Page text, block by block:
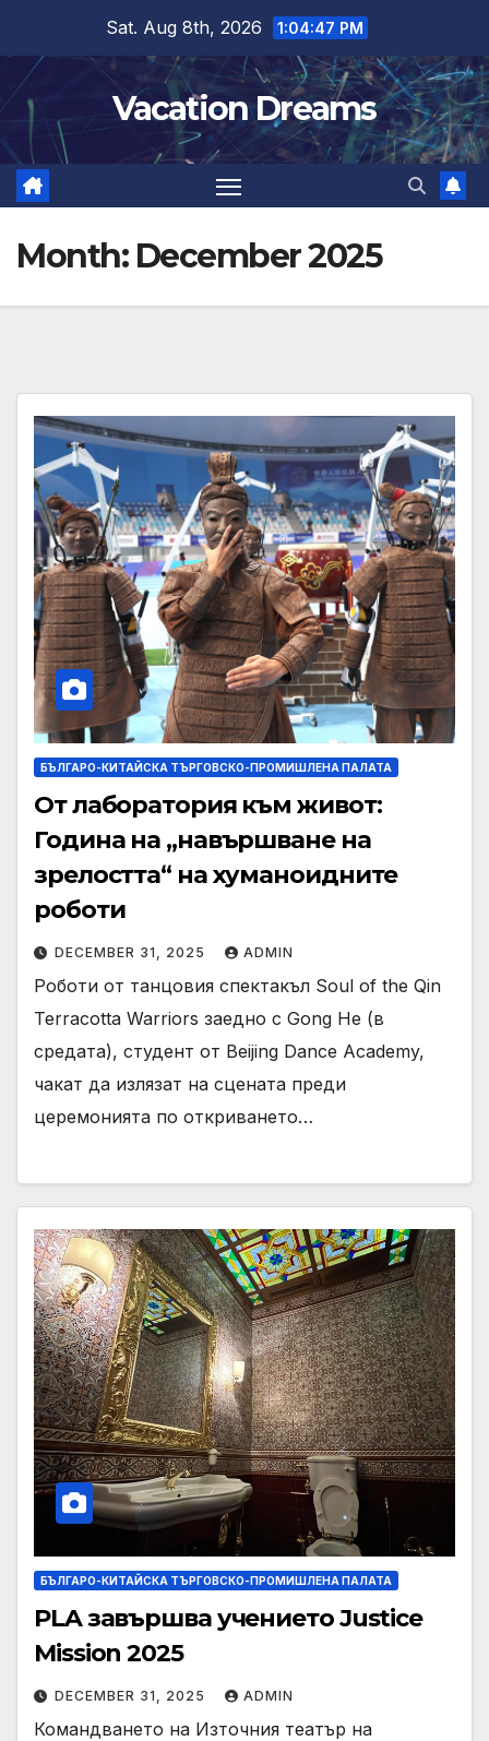
content
Sat. Aug 8th, 2026 1:04:48 PM
Vacation Dreams
Month: December 2025
БЪЛГАРО-КИТАЙСКА ТЪРГОВСКО-ПРОМИШЛЕНА ПАЛАТА
От лаборатория към живот:
Година на „навършване на
зрелостта“ на хуманоидните
роботи
DECEMBER 31, 2025 ADMIN
Роботи от танцовия спектакъл Soul of the Qin
Terracotta Warriors заедно с Gong He (в
средата), студент от Beijing Dance Academy,
чакат да излязат на сцената преди
церемонията по откриването…
БЪЛГАРО-КИТАЙСКА ТЪРГОВСКО-ПРОМИШЛЕНА ПАЛАТА
PLA завършва учението Justice
Mission 2025
DECEMBER 31, 2025 ADMIN
Командването на Източния театър на